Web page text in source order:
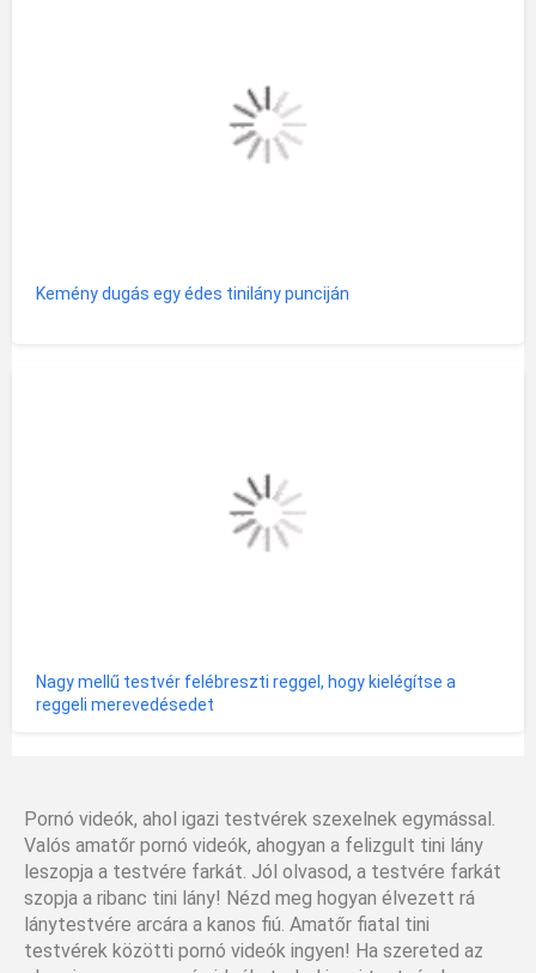
Kemény dugás egy édes tinilány punciján
Nagy mellű testvér felébreszti reggel, hogy kielégítse a
reggeli merevedésedet
Pornó videók, ahol igazi testvérek szexelnek egymással.
Valós amatőr pornó videók, ahogyan a felizgult tini lány
leszopja a testvére farkát. Jól olvasod, a testvére farkát
szopja a ribanc tini lány! Nézd meg hogyan élvezett rá
lánytestvére arcára a kanos fiú. Amatőr fiatal tini
testvérek közötti pornó videók ingyen! Ha szereted az